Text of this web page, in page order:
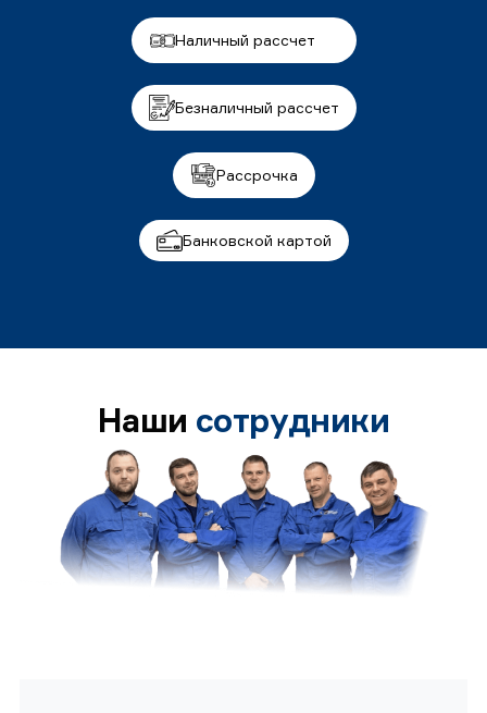
Наличный рассчет
Безналичный рассчет
Рассрочка
Банковской картой
Наши сотрудники